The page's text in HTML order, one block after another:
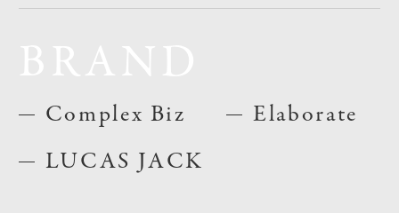
Complex Biz
LUCAS JACK
Elaborate